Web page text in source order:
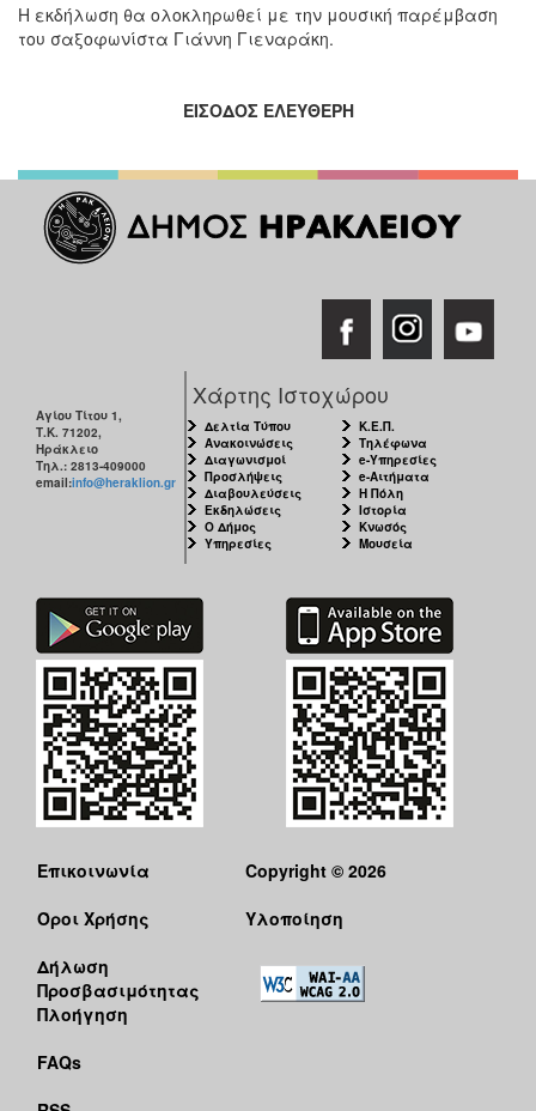
Η εκδήλωση θα ολοκληρωθεί με την μουσική παρέμβαση
του σαξοφωνίστα Γιάννη Γιεναράκη.
ΕΙΣΟΔΟΣ ΕΛΕΥΘΕΡΗ
Αγίου Τίτου 1,
Τ.Κ. 71202,
Ηράκλειο
Τηλ.: 2813-409000
email:info@heraklion.gr
Χάρτης Ιστοχώρου
Δελτία Τύπου
Ανακοινώσεις
Διαγωνισμοί
Προσλήψεις
Διαβουλεύσεις
Εκδηλώσεις
Ο Δήμος
Υπηρεσίες
Κ.Ε.Π.
Τηλέφωνα
e-Υπηρεσίες
e-Αιτήματα
Η Πόλη
Ιστορία
Κνωσός
Μουσεία
Επικοινωνία
Όροι Χρήσης
Δήλωση
Προσβασιμότητας
Πλοήγηση
FAQs
Copyright © 2026
Υλοποίηση